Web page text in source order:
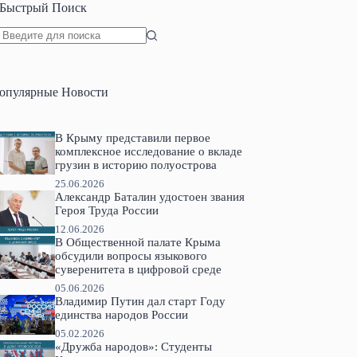
Быстрый Поиск
Новости
В Крыму представили первое
комплексное исследование о вкладе
грузин в историю полуострова
25.06.2026
Александр Баталин удостоен звания
Героя Труда России
12.06.2026
В Общественной палате Крыма
обсудили вопросы языкового
суверенитета в цифровой среде
05.06.2026
Владимир Путин дал старт Году
единства народов России
05.02.2026
«Дружба народов»: Студенты